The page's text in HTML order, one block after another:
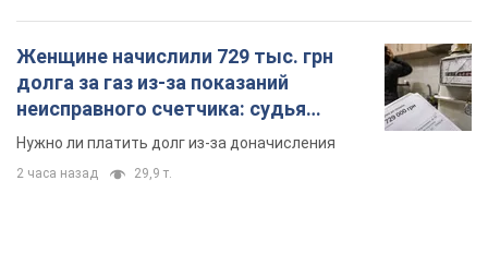
Женщине начислили 729 тыс. грн
долга за газ из-за показаний
неисправного счетчика: судья
вынес неожиданное решение
Нужно ли платить долг из-за доначисления
2 часа назад 29,9 т.